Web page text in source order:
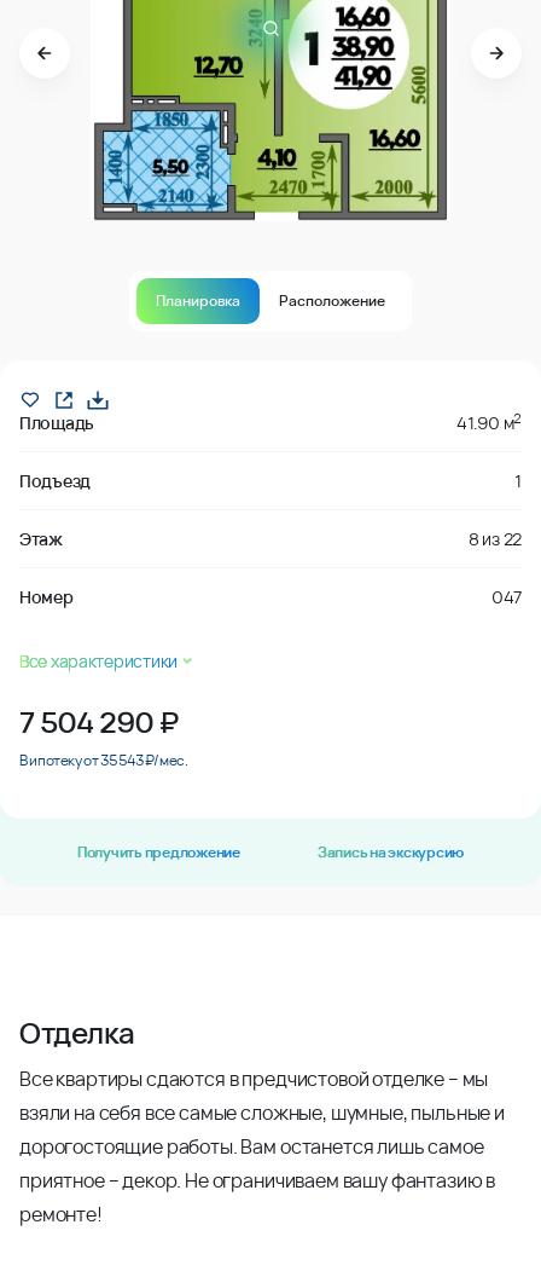
Планировка Расположение
Площадь 41.90 м2
Подъезд 1
Этаж 8 из22
Номер 047
Все характеристики
7 504 290₽
В ипотеку от 35 543 ₽/мес.
Получить предложение Запись на экскурсию
Отделка
Все квартиры сдаются в предчистовой отделке – мы
взяли на себя все самые сложные, шумные, пыльные и
дорогостоящие работы. Вам останется лишь самое
приятное – декор. Не ограничиваем вашу фантазию в
ремонте!